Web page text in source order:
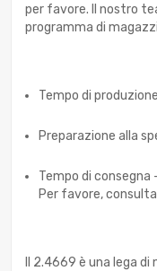
per favore. Il nostro
programma di
Tempo di
Preparazione alla
Tempo di consegna
Per favore, consulta
Il 2.4669 è una lega